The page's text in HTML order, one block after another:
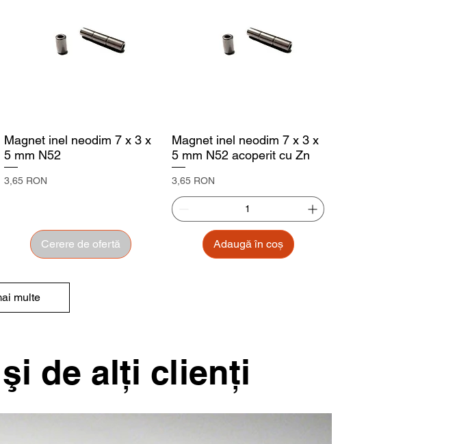
Magnet inel neodim 7 x 3 x
5 mm N52
Preț
3,65 RON
Cerere de ofertă
Magnet inel neodim 7 x 3 x
5 mm N52 acoperit cu Zn
Preț
3,65 RON
Adaugă în coș
multe
de alţi clienţi